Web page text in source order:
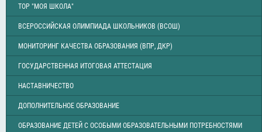
ТОР "МОЯ ШКОЛА"
ВСЕРОССИЙСКАЯ ОЛИМПИАДА ШКОЛЬНИКОВ (ВСОШ)
МОНИТОРИНГ КАЧЕСТВА ОБРАЗОВАНИЯ (ВПР, ДКР)
ГОСУДАРСТВЕННАЯ ИТОГОВАЯ АТТЕСТАЦИЯ
НАСТАВНИЧЕСТВО
ДОПОЛНИТЕЛЬНОЕ ОБРАЗОВАНИЕ
ОБРАЗОВАНИЕ ДЕТЕЙ С ОСОБЫМИ ОБРАЗОВАТЕЛЬНЫМИ ПОТРЕБНОСТЯМИ